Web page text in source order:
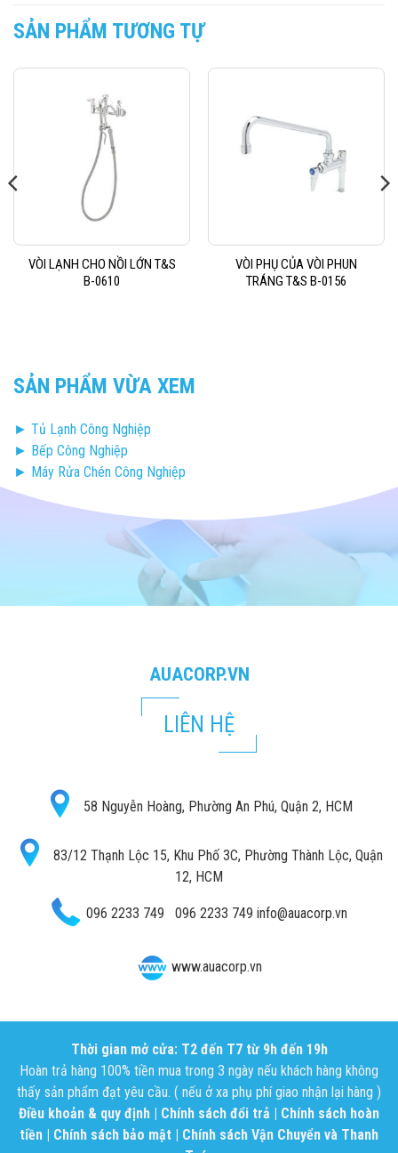
SẢN PHẨM TƯƠNG TỰ
VÒI LẠNH CHO NỒI LỚN T&S
B-0610
VÒI PHỤ CỦA VÒI PHUN
TRÁNG T&S B-0156
SẢN PHẨM VỪA XEM
► Tủ Lạnh Công Nghiệp
► Bếp Công Nghiệp
► Máy Rửa Chén Công Nghiệp
AUACORP.VN
LIÊN HỆ
58 Nguyễn Hoàng, Phường An Phú, Quận 2, HCM
83/12 Thạnh Lộc 15, Khu Phố 3C, Phường Thành Lộc, Quận
12, HCM
096 2233 749 096 2233 749 info@auacorp.vn
www.auacorp.vn
Thời gian mở cửa: T2 đến T7 từ 9h đến 19h
Hoàn trả hàng 100% tiền mua trong 3 ngày nếu khách hàng không
thấy sản phẩm đạt yêu cầu. ( nếu ở xa phụ phí giao nhận lại hàng )
Điều khoản & quy định
Chính sách đổi trả
Chính sách hoàn
tiền
Chính sách bảo mật
Chính sách Vận Chuyển và Thanh